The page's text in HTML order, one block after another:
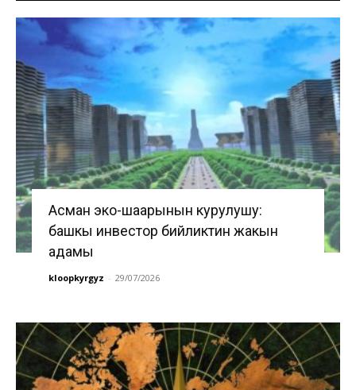
Асман эко-шаарынын курулушу:
башкы инвестор бийликтин жакын
адамы
kloopkyrgyz - 29/07/2026